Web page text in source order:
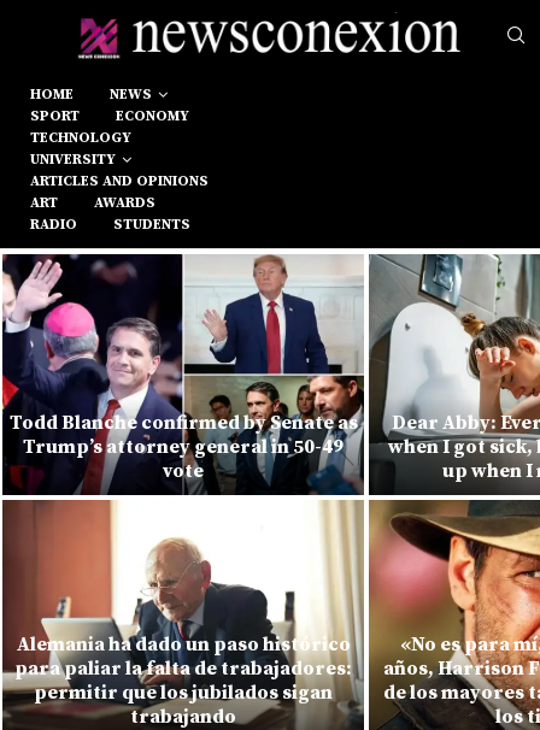
HOME
NEWS
SPORT
ECONOMY
TECHNOLOGY
UNIVERSITY
ARTICLES AND OPINIONS
ART
AWARDS
RADIO
STUDENTS
Todd Blanche confirmed by Senate as
Trump’s attorney general in 50-49
vote
Alemania ha dado un paso histórico
para paliar la falta de trabajadores:
permitir que los jubilados sigan
trabajando
Dear Abby:
when I got sick,
up when I
«No es para
años, Harrison
de los mayores
los